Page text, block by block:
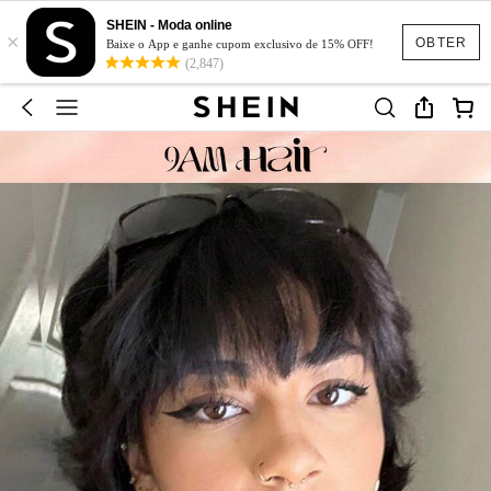
OBTER
×
SHEIN - Moda online
Baixe o App e ganhe cupom exclusivo de 15% OFF!
(2,847)